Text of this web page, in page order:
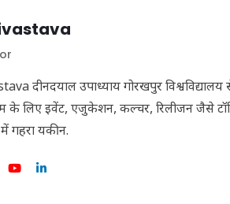
दीनदयाल उपाध्याय गोरखपुर
के लिए इवेंट, एजुकेशन, कल्चर, रिलीजन जैसे
गहरा यकीन.